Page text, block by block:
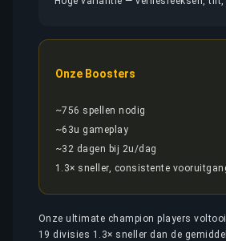
Onze Boosters
~756 spellen nodig
~63u gameplay
~32 dagen bij 2u/dag
1.3× sneller, consistente
Onze ultimate champion players
19 divisies 1.3× sneller dan de